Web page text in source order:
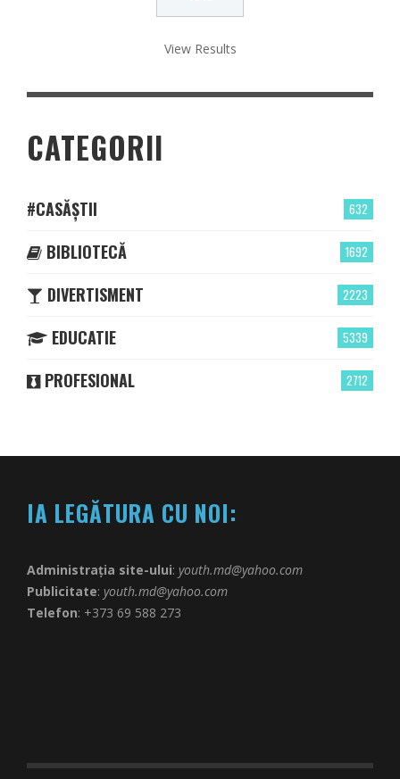
View Results
CATEGORII
632
#CASĂȘTII
1692
BIBLIOTECĂ
2223
DIVERTISMENT
5339
EDUCATIE
2712
PROFESIONAL
IA LEGĂTURA CU NOI:
Administrația site-ului: youth.md@yahoo.com
Publicitate: youth.md@yahoo.com
Telefon: +373 69 588 273